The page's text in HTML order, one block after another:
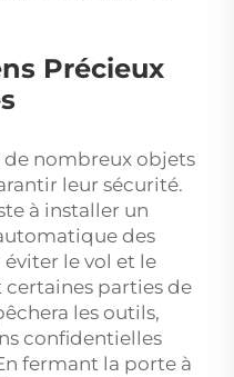
Précieux
de nombreux objets
leur sécurité.
à installer un
des
éviter le vol et le
certaines parties de
les outils,
confidentielles
fermant la porte à